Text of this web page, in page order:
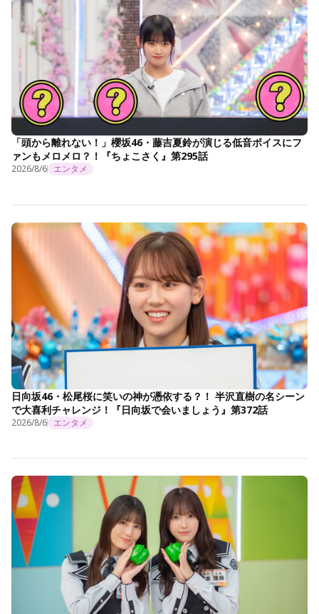
「頭から離れない！」櫻坂46・藤吉夏鈴が演じる低音ボイスにフ
ァンもメロメロ？！『ちょこさく』第295話
2026/8/6 エンタメ
日向坂46・松尾桜に笑いの神が憑依する？！ 半沢直樹の名シーン
で大喜利チャレンジ！『日向坂で会いましょう』第372話
2026/8/6 エンタメ